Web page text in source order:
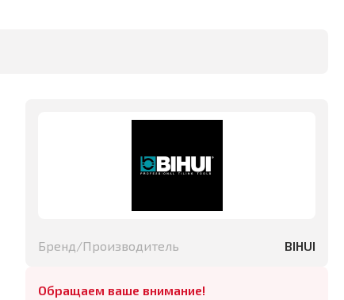
Бренд/Производитель BIHUI
Обращаем ваше внимание!